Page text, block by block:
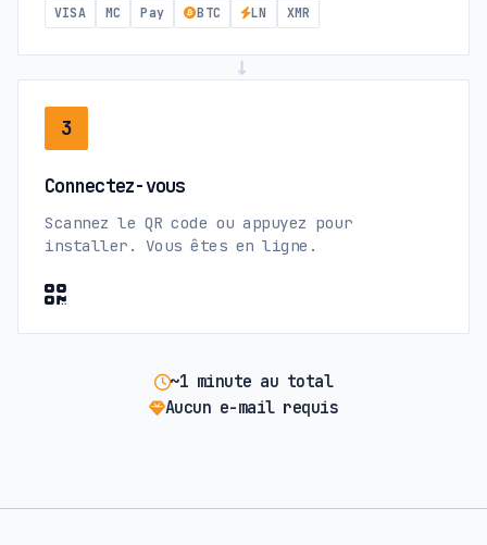
VISA MC Pay BTC LN XMR
→
3
Connectez-vous
Scannez le QR code ou appuyez pour
installer. Vous êtes en ligne.
~1 minute au total
Aucun e-mail requis